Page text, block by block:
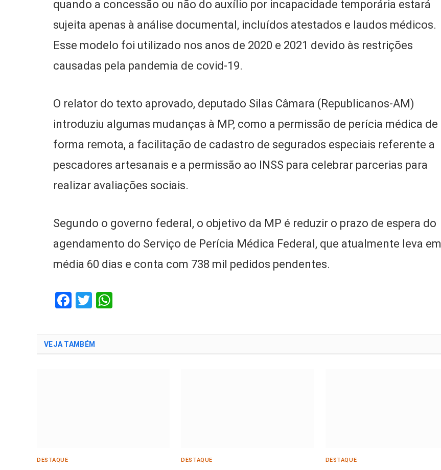
quando a concessão ou não do auxílio por incapacidade temporária estará
sujeita apenas à análise documental, incluídos atestados e laudos médicos.
Esse modelo foi utilizado nos anos de 2020 e 2021 devido às restrições
causadas pela pandemia de covid-19.
O relator do texto aprovado, deputado Silas Câmara (Republicanos-AM)
introduziu algumas mudanças à MP, como a permissão de perícia médica de
forma remota, a facilitação de cadastro de segurados especiais referente a
pescadores artesanais e a permissão ao INSS para celebrar parcerias para
realizar avaliações sociais.
Segundo o governo federal, o objetivo da MP é reduzir o prazo de espera do
agendamento do Serviço de Perícia Médica Federal, que atualmente leva em
média 60 dias e conta com 738 mil pedidos pendentes.
Facebook
Twitter
VEJA TAMBÉM
DESTAQUE DESTAQUE DESTAQUE